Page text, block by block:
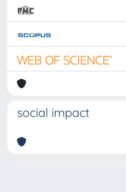
social impact